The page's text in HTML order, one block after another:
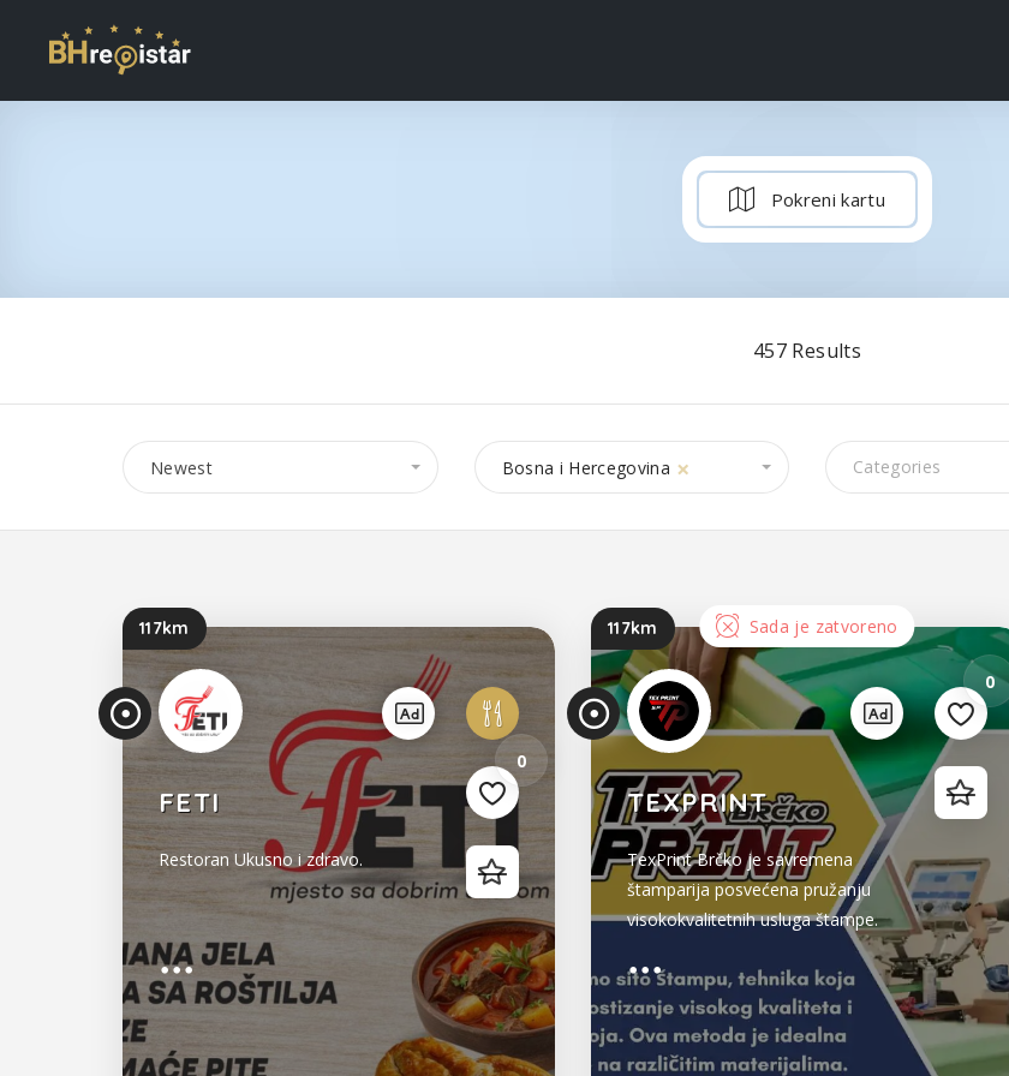
Pokreni kartu
2
5
457 Results
Newest ×
Bosna i Hercegovina
117km
0
FETI
Restoran Ukusno i zdravo.
117km Sada je zatvoreno
0
TEXPRINT
TexPrint Brčko je savremena
štamparija posvećena pružanju
visokokvalitetnih usluga štampe.